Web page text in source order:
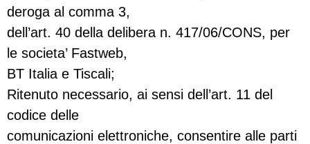
deroga al comma 3,
dell’art. 40 della delibera n. 417/06/CONS, per
le societa’ Fastweb,
BT Italia e Tiscali;
Ritenuto necessario, ai sensi dell’art. 11 del
codice delle
comunicazioni elettroniche, consentire alle parti